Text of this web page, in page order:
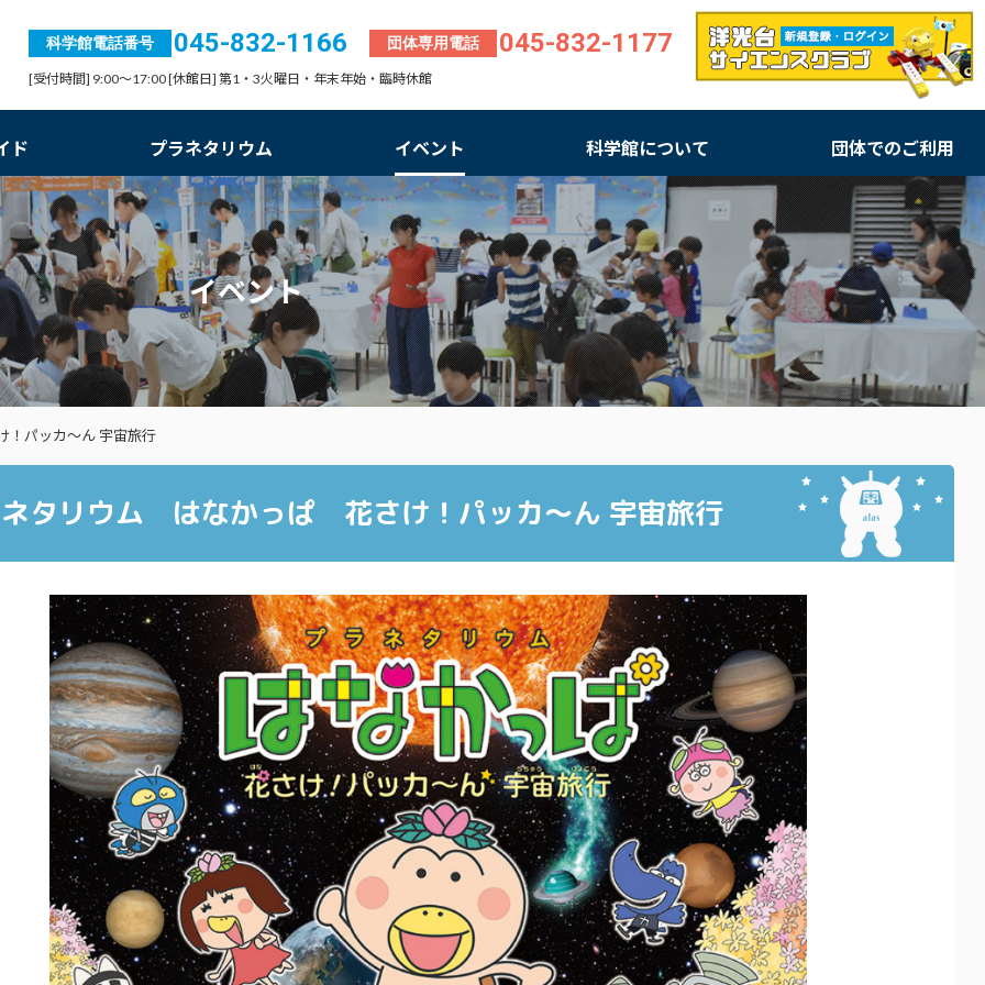
科学館電話番号 045-832-1166 団体専用電話 045-832-1177
[受付時間] 9:00～17:00 [休館日] 第1・3火曜日・年末年始・臨時休館
ド プラネタリウム イベント 科学館について 団体でのご利用
イベント
パッカ～ん 宇宙旅行
タリウム はなかっぱ 花さけ！パッカ～ん 宇宙旅行